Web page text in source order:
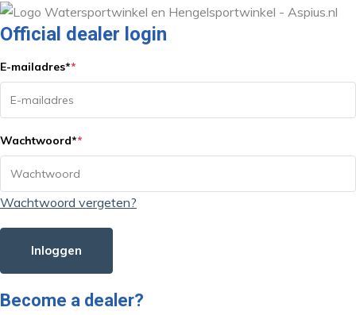
Official dealer login
E-mailadres**
Wachtwoord**
Wachtwoord vergeten?
Inloggen
Become a dealer?